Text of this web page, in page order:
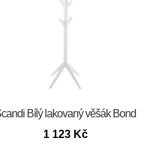
Bílý lakovaný věšák Bond
1 123 Kč